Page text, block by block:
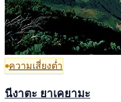
ความเสี่ยงต่ำ
นีงาตะ ยาเคยามะ